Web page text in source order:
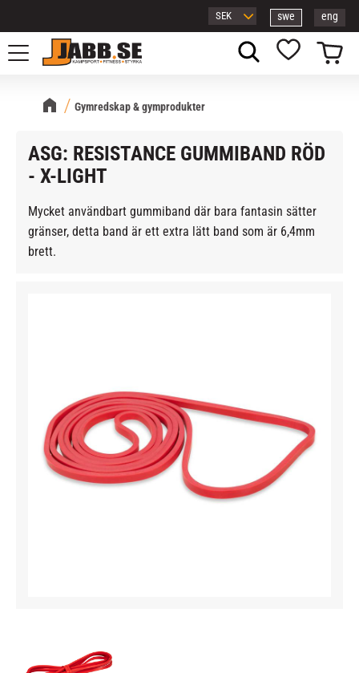
Meny
swe eng
Favoriter
Kundvagn
Gymredskap & gymprodukter
ASG: RESISTANCE GUMMIBAND RÖD
- X-LIGHT
Mycket användbart gummiband där bara fantasin sätter
gränser, detta band är ett extra lätt band som är 6,4mm
brett.